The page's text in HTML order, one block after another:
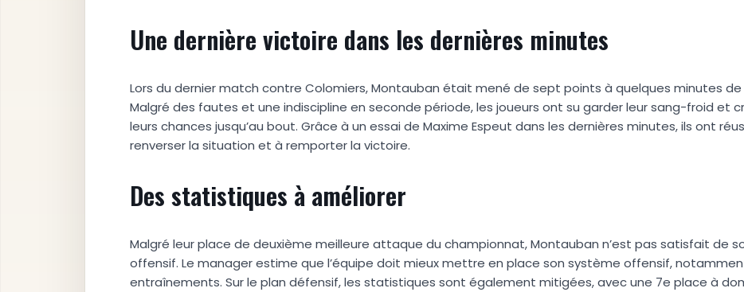
Une dernière victoire dans les dernières minutes
Lors du dernier match contre Colomiers, Montauban était mené de sept points à quelques minutes de
Malgré des fautes et une indiscipline en seconde période, les joueurs ont su garder leur sang-froid et
leurs chances jusqu’au bout. Grâce à un essai de Maxime Espeut dans les dernières minutes, ils ont
renverser la situation et à remporter la victoire.
Des statistiques à améliorer
Malgré leur place de deuxième meilleure attaque du championnat, Montauban n’est pas satisfait de
offensif. Le manager estime que l’équipe doit mieux mettre en place son système offensif,
entraînements. Sur le plan défensif, les statistiques sont également mitigées, avec une 7e place à